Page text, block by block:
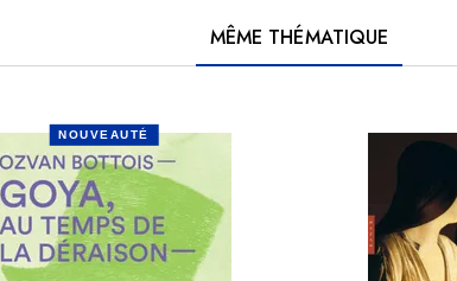
MÊME THÉMATIQUE
NOUVEAUTÉ